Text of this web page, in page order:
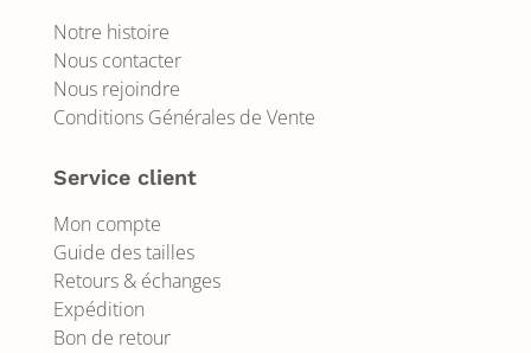
Notre histoire
Nous contacter
Nous rejoindre
Conditions Générales de Vente
Service client
Mon compte
Guide des tailles
Retours & échanges
Expédition
Bon de retour